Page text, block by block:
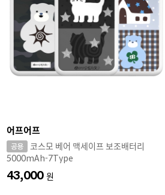
어프어프
코스모 베어 맥세이프 보조배터리
5000mAh-7Type
43,000 원